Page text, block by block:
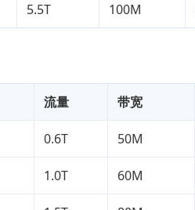
5.5T 100M
流量 带宽
0.6T 50M
1.0T 60M